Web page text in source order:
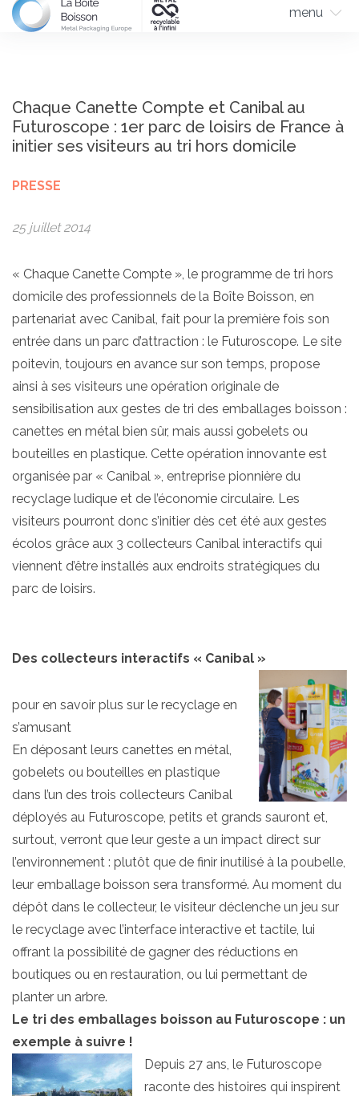
menu
Chaque Canette Compte et Canibal au
Futuroscope : 1er parc de loisirs de France à
initier ses visiteurs au tri hors domicile
PRESSE
25 juillet 2014
« Chaque Canette Compte », le programme de tri hors
domicile des professionnels de la Boîte Boisson, en
partenariat avec Canibal, fait pour la première fois son
entrée dans un parc d’attraction : le Futuroscope. Le site
poitevin, toujours en avance sur son temps, propose
ainsi à ses visiteurs une opération originale de
sensibilisation aux gestes de tri des emballages boisson :
canettes en métal bien sûr, mais aussi gobelets ou
bouteilles en plastique. Cette opération innovante est
organisée par « Canibal », entreprise pionnière du
recyclage ludique et de l’économie circulaire. Les
visiteurs pourront donc s’initier dès cet été aux gestes
écolos grâce aux 3 collecteurs Canibal interactifs qui
viennent d’être installés aux endroits stratégiques du
parc de loisirs.
Des collecteurs interactifs « Canibal »
pour en savoir plus sur le recyclage en
s’amusant
En déposant leurs canettes en métal,
gobelets ou bouteilles en plastique
dans l’un des trois collecteurs Canibal
déployés au Futuroscope, petits et grands sauront et,
surtout, verront que leur geste a un impact direct sur
l’environnement : plutôt que de finir inutilisé à la poubelle,
leur emballage boisson sera transformé. Au moment du
dépôt dans le collecteur, le visiteur déclenche un jeu sur
le recyclage avec l’interface interactive et tactile, lui
offrant la possibilité de gagner des réductions en
boutiques ou en restauration, ou lui permettant de
planter un arbre.
Le tri des emballages boisson au Futuroscope : un
exemple à suivre !
Depuis 27 ans, le Futuroscope
raconte des histoires qui inspirent